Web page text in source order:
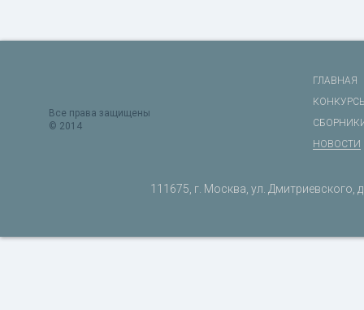
Все права защищены
© 2014
ГЛАВНАЯ
НОВОСТИ
111675, г. Москва, ул. Дмитриевского,